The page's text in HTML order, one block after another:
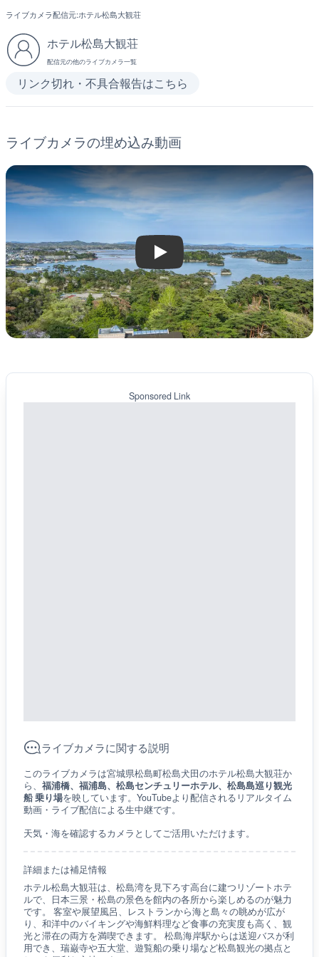
ライブカメラ配信元:ホテル松島大観荘
ホテル松島大観荘
配信元の他のライブカメラ一覧
リンク切れ・不具合報告はこちら
ライブカメラの埋め込み動画
Play
Sponsored Link
ライブカメラに関する説明
このライブカメラは宮城県松島町松島犬田のホテル松島大観荘か
ら、 福浦橋、福浦島、松島センチュリーホテル、松島島巡り観光
船 乗り場を映しています。YouTubeより配信されるリアルタイム
動画・ライブ配信による生中継です。
天気・海を確認するカメラとしてご活用いただけます。
詳細または補足情報
ホテル松島大観荘は、松島湾を見下ろす高台に建つリゾートホテ
ルで、日本三景・松島の景色を館内の各所から楽しめるのが魅力
です。 客室や展望風呂、レストランから海と島々の眺めが広が
り、和洋中のバイキングや海鮮料理など食事の充実度も高く、観
光と滞在の両方を満喫できます。 松島海岸駅からは送迎バスが利
用でき、瑞巌寺や五大堂、遊覧船の乗り場など松島観光の拠点と